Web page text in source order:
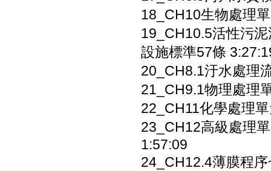
18_CH10生物處理
19_CH10.5活性污
設施標準57條
20_CH8.1汙水處理
21_CH9.1物理處理
22_CH11化學處理
23_CH12高級處理
1:57:09
24_CH12.4薄膜程